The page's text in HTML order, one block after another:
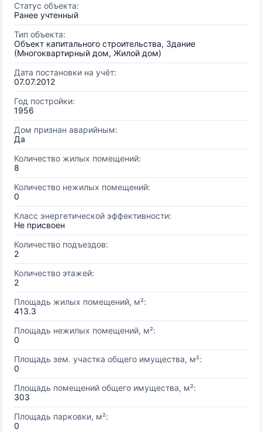
Статус объекта:
Ранее учтенный
Тип объекта:
Объект капитального строительства, Здание
(Многоквартирный дом, Жилой дом)
Дата постановки на учёт:
07.07.2012
Год постройки:
1956
Дом признан аварийным:
Да
Количество жилых помещений:
8
Количество нежилых помещений:
0
Класс энергетической эффективности:
Не присвоен
Количество подъездов:
2
Количество этажей:
2
Площадь жилых помещений, м²:
413.3
Площадь нежилых помещений, м²:
0
Площадь зем. участка общего имущества, м²:
0
Площадь помещений общего имущества, м²:
303
Площадь парковки, м²:
0